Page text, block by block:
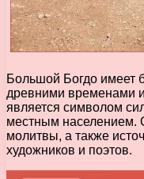
Большой Богдо имеет
древними временами
является символом
местным населением.
молитвы, а также
художников и поэтов.